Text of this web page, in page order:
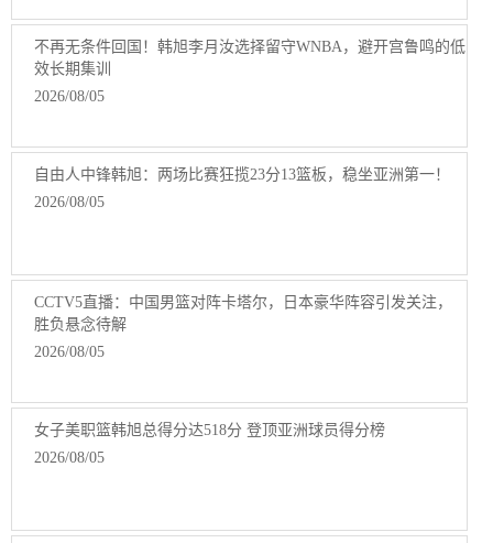
不再无条件回国！韩旭李月汝选择留守WNBA，避开宫鲁鸣的低
效长期集训
2026/08/05
自由人中锋韩旭：两场比赛狂揽23分13篮板，稳坐亚洲第一！
2026/08/05
CCTV5直播：中国男篮对阵卡塔尔，日本豪华阵容引发关注，
胜负悬念待解
2026/08/05
女子美职篮韩旭总得分达518分 登顶亚洲球员得分榜
2026/08/05